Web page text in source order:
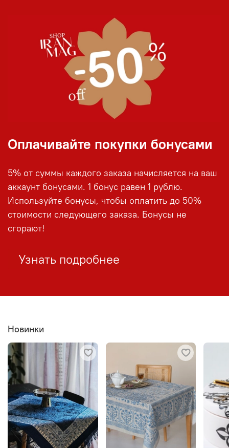
Оплачивайте покупки бонусами
5% от суммы каждого заказа начисляется на ваш
аккаунт бонусами. 1 бонус равен 1 рублю.
Используйте бонусы, чтобы оплатить до 50%
стоимости следующего заказа. Бонусы не
сгорают!
Узнать подробнее
Новинки